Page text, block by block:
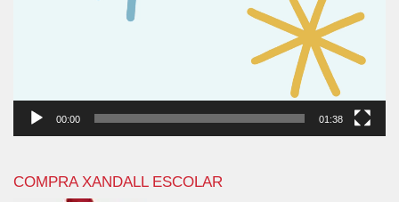
00:00 01:38
COMPRA XANDALL ESCOLAR